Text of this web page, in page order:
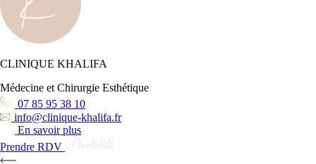
CLINIQUE KHALIFA
Médecine et Chirurgie Esthétique
07 85 95 38 10
info@clinique-khalifa.fr
En savoir plus
Prendre RDV